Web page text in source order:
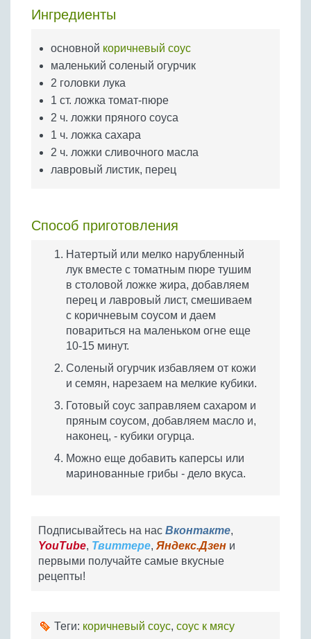
Крупы
Ингредиенты
основной коричневый соус
маленький соленый огурчик
2 головки лука
1 ст. ложка томат-пюре
2 ч. ложки пряного соуса
1 ч. ложка сахара
2 ч. ложки сливочного масла
лавровый листик, перец
Способ приготовления
Натертый или мелко нарубленный
лук вместе с томатным пюре тушим
в столовой ложке жира, добавляем
перец и лавровый лист, смешиваем
с коричневым соусом и даем
повариться на маленьком огне еще
10-15 минут.
Соленый огурчик избавляем от кожи
и семян, нарезаем на мелкие кубики.
Готовый соус заправляем сахаром и
пряным соусом, добавляем масло и,
наконец, - кубики огурца.
Можно еще добавить каперсы или
маринованные грибы - дело вкуса.
Подписывайтесь на нас Вконтакте,
YouTube, Твиттере, Яндекс.Дзен и
первыми получайте самые вкусные
рецепты!
Теги: коричневый соус, соус к мясу